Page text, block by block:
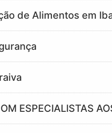
de Alimentos em
ESPECIALISTAS